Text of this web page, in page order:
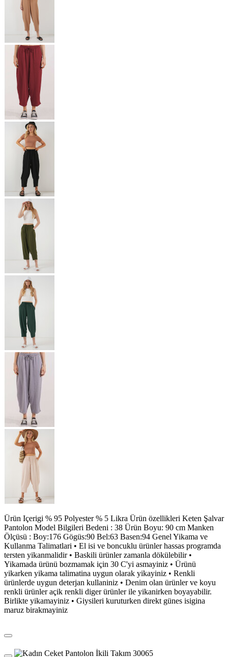
Ürün Içerigi % 95 Polyester % 5 Likra Ürün özellikleri Keten Şalvar
Pantolon Model Bilgileri Bedeni : 38 Ürün Boyu: 90 cm Manken
Ölçüsü : Boy:176 Gögüs:90 Bel:63 Basen:94 Genel Yikama ve
Kullanma Talimatlari • El isi ve boncuklu ürünler hassas programda
tersten yikanmalidir • Baskili ürünler zamanla dökülebilir •
Yikamada ürünü bozmamak için 30 C'yi asmayiniz • Ürünü
yikarken yikama talimatina uygun olarak yikayiniz • Renkli
ürünlerde uygun deterjan kullaniniz • Denim olan ürünler ve koyu
renkli ürünler açik renkli diger ürünler ile yikanirken boyayabilir.
Birlikte yikamayiniz • Giysileri kuruturken direkt günes isigina
maruz birakmayiniz